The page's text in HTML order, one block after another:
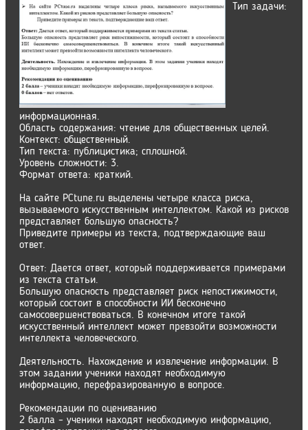
Тип задачи:
информационная.
Область содержания: чтение для общественных целей.
Контекст: общественный.
Тип текста: публицистика; сплошной.
Уровень сложности: 3.
Формат ответа: краткий.
На сайте PСtunе.ru выделены четыре класса риска,
вызываемого искусственным интеллектом. Какой из рисков
представляет большую опасность?
Приведите примеры из текста, подтверждающие ваш
ответ.
Ответ: Дается ответ, который поддерживается примерами
из текста статьи.
Большую опасность представляет риск непостижимости,
который состоит в спoсобности ИИ бесконечно
самосовершенствоваться. В конечном итоге такой
искусственный интеллект может превзойти возможности
интеллекта человеческого.
Деятельность. Нахождение и извлечение информации. В
этом задании ученики находят необходимую
информацию, перефразированную в вопросе.
Рекомендации по оцениванию
2 балла – ученики находят необходимую информацию,